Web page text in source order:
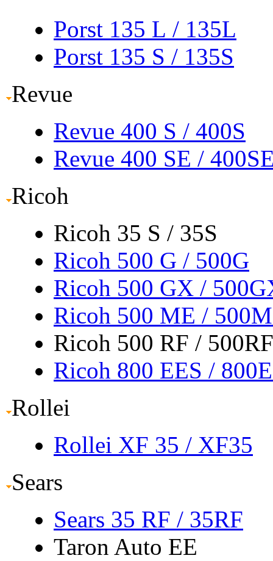
Porst 135 L / 135L
Porst 135 S / 135S
Revue
Revue 400 S / 400S
Revue 400 SE /
Ricoh
Ricoh 35 S / 35S
Ricoh 500 G / 500G
Ricoh 500 GX /
Ricoh 500 ME /
Ricoh 500 RF / 500RF
Ricoh 800 EES /
Rollei
Rollei XF 35 / XF35
Sears
Sears 35 RF / 35RF
Taron Auto EE